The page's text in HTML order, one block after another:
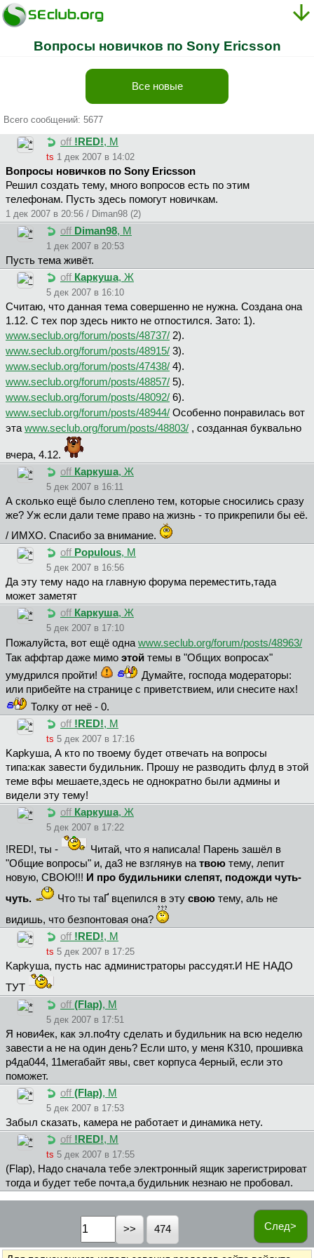
Вопросы новичков по Sony Ericsson
Все новые
Всего сообщений: 5677
off !RED!, М
ts 1 дек 2007 в 14:02
Вопросы новичков по Sony Ericsson
Решил создать тему, много вопросов есть по этим
телефонам. Пусть здесь помогут новичкам.
1 дек 2007 в 20:56 / Diman98 (2)
off Diman98, М
1 дек 2007 в 20:53
Пусть тема живёт.
off Каркуша, Ж
5 дек 2007 в 16:10
Считаю, что данная тема совершенно не нужна. Создана она
1.12. С тех пор здесь никто не отпостился. Зато: 1).
www.seclub.org/forum/posts/48737/ 2).
www.seclub.org/forum/posts/48915/ 3).
www.seclub.org/forum/posts/47438/ 4).
www.seclub.org/forum/posts/48857/ 5).
www.seclub.org/forum/posts/48092/ 6).
www.seclub.org/forum/posts/48944/ Особенно понравилась вот
этаwww.seclub.org/forum/posts/48803/ , созданная буквально
вчера, 4.12.
off Каркуша, Ж
5 дек 2007 в 16:11
А сколько ещё было слеплено тем, которые сносились сразу
же? Уж если дали теме право на жизнь - то прикрепили бы её.
/ ИМХО. Спасибо за внимание.
off Populous, М
5 дек 2007 в 16:56
Да эту тему надо на главную форума переместить,тада
может заметят
off Каркуша, Ж
5 дек 2007 в 17:10
Пожалуйста, вот ещё однаwww.seclub.org/forum/posts/48963/
Так аффтар даже мимо этой темы в "Общих вопросах"
умудрился пройти!
Думайте, господа модераторы:
или прибейте на странице с приветствием, или снесите нах!
Толку от неё - 0.
off !RED!, М
ts 5 дек 2007 в 17:16
Kapkyшa, А кто по твоему будет отвечать на вопросы
типа:как завести будильник. Прошу не разводить флуд в этой
теме вфы мешаете,здесь не однократно были админы и
видели эту тему!
off Каркуша, Ж
5 дек 2007 в 17:22
!RED!, ты -
Читай, что я написала! Парень зашёл в
"Общие вопросы" и, да3 не взглянув натвою тему, лепит
новую, СВОЮ!!! И про будильники слепят, подожди чуть-
чуть.
Что ты таҐ вцепился в эту свою тему, аль не
видишь, что безпонтовая она?
off !RED!, М
ts 5 дек 2007 в 17:25
Kapkyшa, пусть нас администраторы рассудят.И НЕ НАДО
ТУТ
off (Flap), М
5 дек 2007 в 17:51
Я нови4ек, как эл.по4ту сделать и будильник на всю неделю
завести а не на один день? Если што, у меня К310, прошивка
р4да044, 11мегабайт явы, свет корпуса 4ерный, если это
поможет.
off (Flap), М
5 дек 2007 в 17:53
Забыл сказать, камера не работает и динамика нету.
off !RED!, М
ts 5 дек 2007 в 17:55
(Flap), Надо сначала тебе электронный ящик зарегистрироват
тогда и будет тебе почта,а будильник незнаю не пробовал.
След>
474